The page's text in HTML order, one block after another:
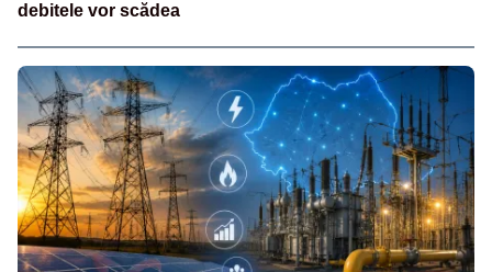
debitele vor scădea